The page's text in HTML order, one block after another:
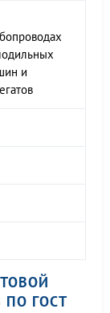
и
ПО ГОСТ